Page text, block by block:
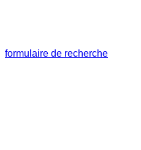
formulaire de recherche